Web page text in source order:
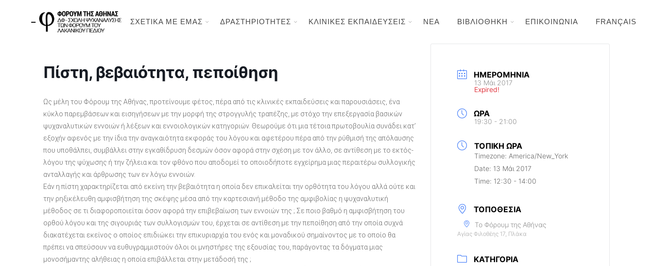
ΣΧΕΤΙΚΑ ΜΕ ΕΜΑΣ ΔΡΑΣΤΗΡΙΟΤΗΤΕΣ ΚΛΙΝΙΚΕΣ ΕΚΠΑΙΔΕΥΣΕΙΣ ΝΕΑ ΒΙΒΛΙΟΘΗΚΗ ΕΠΙΚΟΙΝΩΝΙΑ FRANÇAIS
Πίστη, βεβαιότητα, πεποίθηση
Ως μέλη του Φόρουμ της Αθήνας, προτείνουμε φέτος, πέρα από τις κλινικές εκπαιδεύσεις και παρουσιάσεις, ένα
κύκλο παρεμβάσεων και εισηγήσεων με την μορφή της στρογγυλής τραπέζης, με στόχο την επεξεργασία βασικών
ψυχαναλυτικών εννοιών ή λέξεων και εννοιολογικών κατηγοριών. Θεωρούμε ότι μια τέτοια πρωτοβουλία συνάδει κατ’
εξοχήν αφενός με την ίδια την αναγκαιότητα εκφοράς του λόγου και αφετέρου πέρα από την ρύθμισή της απόλαυσης
που υποθάλπει, συμβάλλει στην εγκαθίδρυση δεσμών όσον αφορά στην σχέση με τον άλλο, σε αντίθεση με το εκτός-
λόγου της ψύχωσης ή την ζήλεια και τον φθόνο που αποδομεί το οποιοδήποτε εγχείρημα μιας περαιτέρω συλλογικής
ανταλλαγής και άρθρωσης των εν λόγω εννοιών.
Εάν η πίστη χαρακτηρίζεται από εκείνη την βεβαιότητα η οποία δεν επικαλείται την ορθότητα του λόγου αλλά ούτε και
την ρηξικέλευθη αμφισβήτηση της σκέψης μέσα από την καρτεσιανή μέθοδο της αμφιβολίας η ψυχαναλυτική
μέθοδος σε τι διαφοροποιείται όσον αφορά την επιβεβαίωση των εννοιών της ; Σε ποιο βαθμό η αμφισβήτηση του
ορθού λόγου και της σιγουριάς των συλλογισμών του, έρχεται σε αντίθεση με την πεποίθηση από την οποία συχνά
διακατέχεται εκείνος ο οποίος επιδιώκει την επικυριαρχία του ενός και μοναδικού σημαίνοντος με το οποίο θα
πρέπει να σπεύσουν να ευθυγραμμιστούν όλοι οι μνηστήρες της εξουσίας του, παράγοντας τα δόγματα μιας
μονοσήμαντης αλήθειας η οποία επιβάλλεται στην μετάδοσή της ;
ΗΜΕΡΟΜΗΝΊΑ
13 Μάι 2017
Expired!
ΏΡΑ
19:30 - 21:00
ΤΟΠΙΚΉ ΏΡΑ
Timezone: America/New_York
Date: 13 Μάι 2017
Time: 12:30 - 14:00
ΤΟΠΟΘΕΣΊΑ
Το Φόρουμ της Αθήνας
Αγίας Φιλοθέης 17, Πλάκα
ΚΑΤΗΓΟΡΊΑ